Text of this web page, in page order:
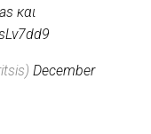
και
December